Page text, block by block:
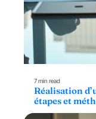
7 min read
Réalisation
étapes et